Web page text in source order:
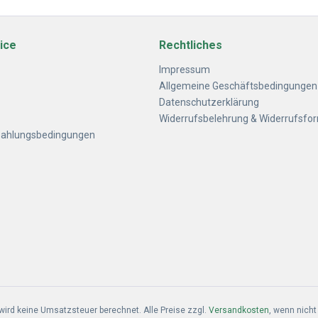
Rechtliches
Impressum
Allgemeine Geschäftsbedingungen
Datenschutzerklärung
Widerrufsbelehrung &
keine Umsatzsteuer berechnet. Alle Preise zzgl. Versandkosten, wenn